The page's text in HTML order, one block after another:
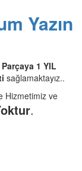
Yazın
Parçaya 1 YIL
sağlamaktayız..
Hizmetimiz ve
.